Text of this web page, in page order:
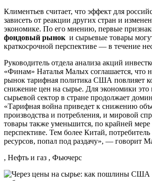
Климентьев считает, что эффект для
зависеть от реакции других стран и
экономике. По его мнению, первые
фондовый рыноки сырьевые товары
краткосрочной перспективе — в течение
Руководитель отдела анализа акций
«Финам» Наталья Малых соглашается, что
рынок тарифная политика США повлияет
снижение цен на сырье. Для экономики это
сырьевой сектор в стране продолжает
«Тарифная война приведет к снижению
производства и потребления, и мировой
товары также уменьшится, по крайней мере
перспективе. Тем более Китай,
ресурсов, попал под раздачу», — говорит
, Нефть и газ , Фьючерс